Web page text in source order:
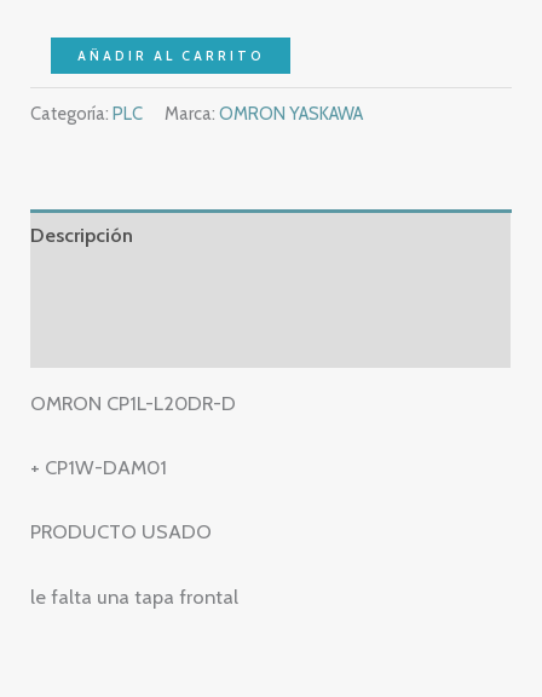
OMRON
CP1L-
L20DR-
CP1W-
DAM01
+
DAM01
AÑADIR AL CARRITO
Categoría:PLC Marca:OMRON YASKAWA
Descripción
OMRON CP1L-L20DR-D
+ CP1W-DAM01
PRODUCTO USADO
le falta una tapa frontal